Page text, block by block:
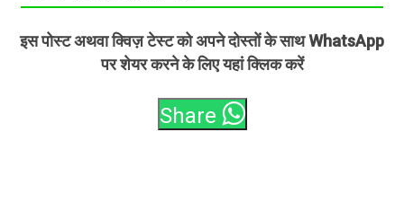
इस पोस्ट अथवा क्विज़ टेस्ट को अपने दोस्तों के साथ WhatsApp
पर शेयर करने के लिए यहां क्लिक करें
Share